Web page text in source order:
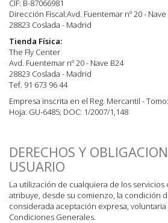
CIF: B-87066981
Dirección Fiscal:Avd. Fuentemar nº 20 - Nave
28823 Coslada - Madrid
Tienda Física:
The Fly Center
Avd. Fuentemar nº 20 - Nave B24
28823 Coslada - Madrid
Tef. 91 673 96 44
Empresa inscrita en el Reg. Mercantil -
Hoja: GU-6485; DOC: 1/2007/1,148
DERECHOS Y
USUARIO
La utilización de cualquiera de los
atribuye, desde su comienzo, la condición
considerada aceptación expresa, voluntaria
Condiciones Generales.